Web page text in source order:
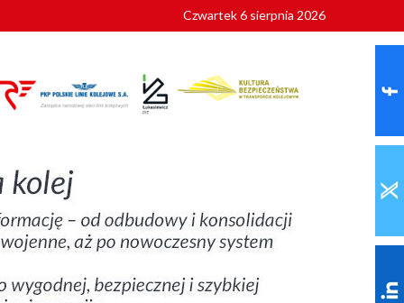
roku
Czwartek 6 sierpnia 2026